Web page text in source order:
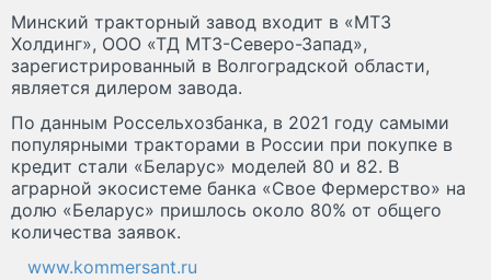
Минский тракторный завод входит в «МТЗ
Холдинг», ООО «ТД МТЗ-Северо-Запад»,
зарегистрированный в Волгоградской области,
является дилером завода.
По данным Россельхозбанка, в 2021 году самыми
популярными тракторами в России при покупке в
кредит стали «Беларус» моделей 80 и 82. В
аграрной экосистеме банка «Свое Фермерство» на
долю «Беларус» пришлось около 80% от общего
количества заявок.
www.kommersant.ru